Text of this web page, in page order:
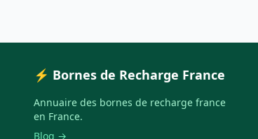
⚡ Bornes de Recharge France
Annuaire des bornes de recharge france
en France.
Blog →